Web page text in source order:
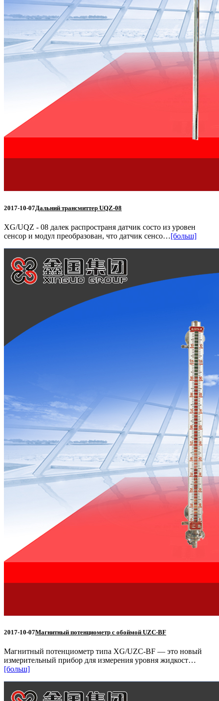
2017-10-07Дальний трансмиттер UQZ-08
XG/UQZ - 08 далек распространя датчик состо из уровен
сенсор и модул преобразован, что датчик сенсо…[больш]
2017-10-07Магнитный потенциометр с обоймой UZC-BF
Магнитный потенциометр типа XG/UZC-BF — это новый
измерительный прибор для измерения уровня жидкост…
[больш]